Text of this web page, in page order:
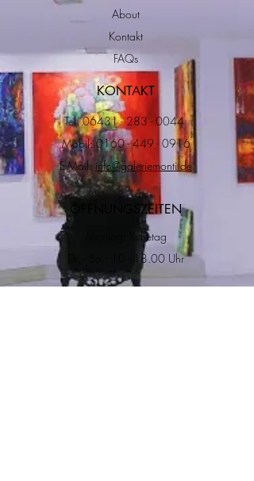
About
Kontakt
FAQs
KONTAKT
Tel.06431 - 283 - 0044
Mobil:0160 - 449 - 0916
E-Mail: info@galeriemonti.de
ÖFFNUNGSZEITEN
Montag: Ruhetag
Di. - So.: 10 - 18.00 Uhr